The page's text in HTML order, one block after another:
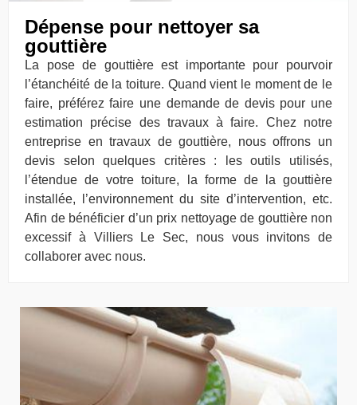
Dépense pour nettoyer sa
gouttière
La pose de gouttière est importante pour pourvoir
l’étanchéité de la toiture. Quand vient le moment de le
faire, préférez faire une demande de devis pour une
estimation précise des travaux à faire. Chez notre
entreprise en travaux de gouttière, nous offrons un
devis selon quelques critères : les outils utilisés,
l’étendue de votre toiture, la forme de la gouttière
installée, l’environnement du site d’intervention, etc.
Afin de bénéficier d’un prix nettoyage de gouttière non
excessif à Villiers Le Sec, nous vous invitons de
collaborer avec nous.